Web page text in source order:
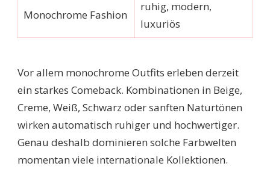
Monochrome Fashion
ruhig, modern,
luxuriös
Vor allem monochrome Outfits erleben derzeit
ein starkes Comeback. Kombinationen in Beige,
Creme, Weiß, Schwarz oder sanften Naturtönen
wirken automatisch ruhiger und hochwertiger.
Genau deshalb dominieren solche Farbwelten
momentan viele internationale Kollektionen.